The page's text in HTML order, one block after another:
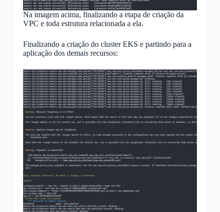
Na imagem acima, finalizando a etapa de criação da
VPC e toda estrutura relacionada a ela.
Finalizando a criação do cluster EKS e partindo para a
aplicação dos demais recursos: